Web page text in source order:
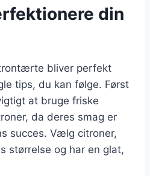
din
bliver perfekt
tips, du kan følge. Først
at bruge friske
da deres smag er
succes. Vælg citroner,
størrelse og har en glat,